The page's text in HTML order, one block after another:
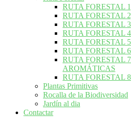
RUTA FORESTAL
RUTA FORESTAL
RUTA FORESTAL
RUTA FORESTAL
RUTA FORESTAL
RUTA FORESTAL
RUTA FORESTAL
AROMÁTICAS
RUTA FORESTAL
Plantas Primitivas
Rocalla de la Biodiversidad
Jardín al dia
Contactar